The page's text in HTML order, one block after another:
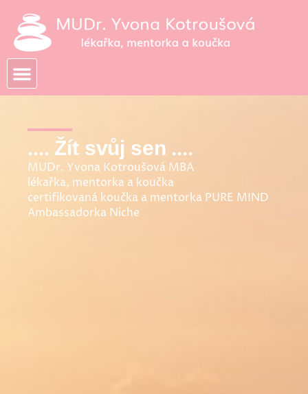
obsah
.... Žít svůj sen ....
MUDr. Yvona Kotroušová MBA
lékařka, mentorka a koučka
certifikovaná koučka a mentorka PURE MIND
Ambassadorka Niche